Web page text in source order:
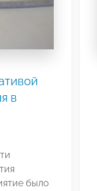
в
было